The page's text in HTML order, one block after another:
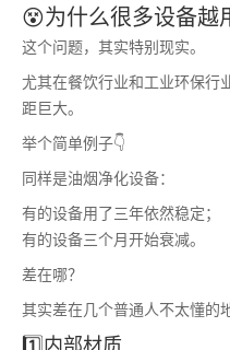
😵为什么很多设备越
这个问题，其实特别现实。
尤其在餐饮行业和工业环保行
距巨大。
举个简单例子👇
同样是油烟净化设备：
有的设备用了三年依然稳定；
有的设备三个月开始衰减。
差在哪？
其实差在几个普通人不太懂的
1️⃣内部材质